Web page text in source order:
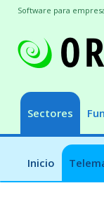
Sectores
Inicio
Software para